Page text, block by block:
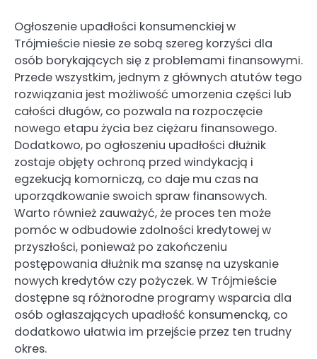
Ogłoszenie upadłości konsumenckiej w
Trójmieście niesie ze sobą szereg korzyści dla
osób borykających się z problemami finansowymi.
Przede wszystkim, jednym z głównych atutów tego
rozwiązania jest możliwość umorzenia części lub
całości długów, co pozwala na rozpoczęcie
nowego etapu życia bez ciężaru finansowego.
Dodatkowo, po ogłoszeniu upadłości dłużnik
zostaje objęty ochroną przed windykacją i
egzekucją komorniczą, co daje mu czas na
uporządkowanie swoich spraw finansowych.
Warto również zauważyć, że proces ten może
pomóc w odbudowie zdolności kredytowej w
przyszłości, ponieważ po zakończeniu
postępowania dłużnik ma szansę na uzyskanie
nowych kredytów czy pożyczek. W Trójmieście
dostępne są różnorodne programy wsparcia dla
osób ogłaszających upadłość konsumencką, co
dodatkowo ułatwia im przejście przez ten trudny
okres.